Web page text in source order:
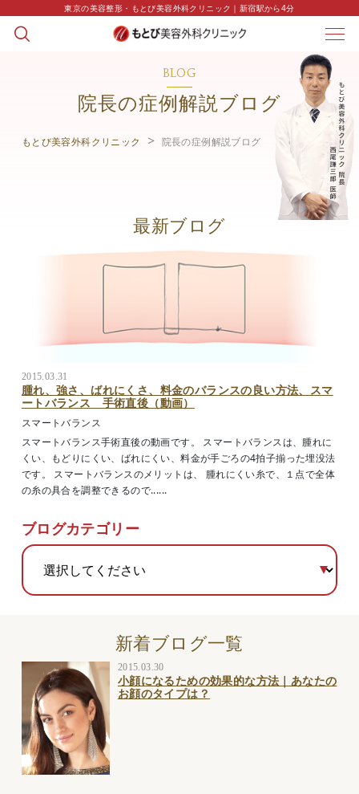
東京の美容整形・もとび美容外科クリニック｜新宿駅から4分
BLOG
院長の症例解説ブログ
もとび美容外科クリニック 院長の症例解説ブログ
最新ブログ
2015.03.31
腫れ、強さ、ばれにくさ、料金のバランスの良い方法、スマ
ートバランス 手術直後（動画）
スマートバランス
スマートバランス手術直後の動画です。 スマートバランスは、腫れに
くい、もどりにくい、ばれにくい、料金が手ごろの4拍子揃った埋没法
です。 スマートバランスのメリットは、 腫れにくい糸で、１点で全体
の糸の具合を調整できるので......
ブログカテゴリー
新着ブログ一覧
2015.03.30
小顔になるための効果的な方法｜あなたの
お顔のタイプは？